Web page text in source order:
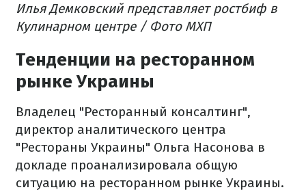
Илья Демковский представляет ростбиф в
Кулинарном центре / Фото МХП
Тенденции на ресторанном
рынке Украины
Владелец "Ресторанный консалтинг",
директор аналитического центра
"Рестораны Украины" Ольга Насонова в
докладе проанализировала общую
ситуацию на ресторанном рынке Украины.